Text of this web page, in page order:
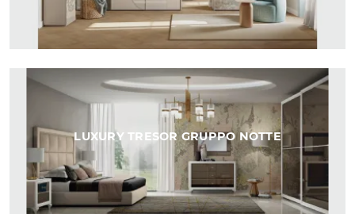
LUXURY TRESOR GRUPPO NOTTE